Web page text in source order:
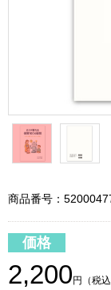
商品番号：
価格
2,200 円（税込